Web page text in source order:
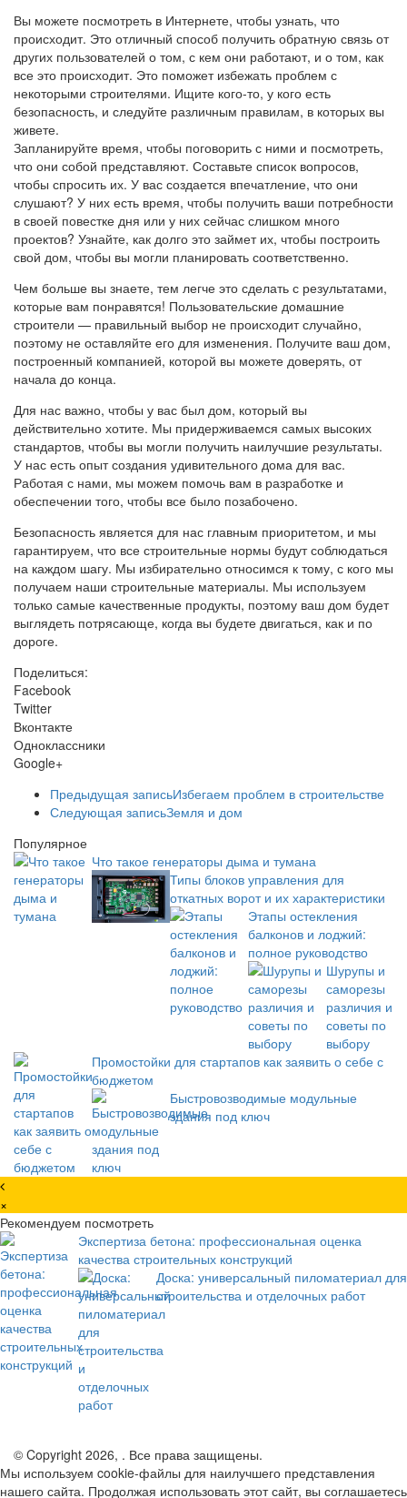
Вы можете посмотреть в Интернете, чтобы узнать, что
происходит. Это отличный способ получить обратную связь от
других пользователей о том, с кем они работают, и о том, как
все это происходит. Это поможет избежать проблем с
некоторыми строителями. Ищите кого-то, у кого есть
безопасность, и следуйте различным правилам, в которых вы
живете.
Запланируйте время, чтобы поговорить с ними и посмотреть,
что они собой представляют. Составьте список вопросов,
чтобы спросить их. У вас создается впечатление, что они
слушают? У них есть время, чтобы получить ваши потребности
в своей повестке дня или у них сейчас слишком много
проектов? Узнайте, как долго это займет их, чтобы построить
свой дом, чтобы вы могли планировать соответственно.
Чем больше вы знаете, тем легче это сделать с результатами,
которые вам понравятся! Пользовательские домашние
строители — правильный выбор не происходит случайно,
поэтому не оставляйте его для изменения. Получите ваш дом,
построенный компанией, которой вы можете доверять, от
начала до конца.
Для нас важно, чтобы у вас был дом, который вы
действительно хотите. Мы придерживаемся самых высоких
стандартов, чтобы вы могли получить наилучшие результаты.
У нас есть опыт создания удивительного дома для вас.
Работая с нами, мы можем помочь вам в разработке и
обеспечении того, чтобы все было позабочено.
Безопасность является для нас главным приоритетом, и мы
гарантируем, что все строительные нормы будут соблюдаться
на каждом шагу. Мы избирательно относимся к тому, с кого мы
получаем наши строительные материалы. Мы используем
только самые качественные продукты, поэтому ваш дом будет
выглядеть потрясающе, когда вы будете двигаться, как и по
дороге.
Поделиться:
Facebook
Twitter
Вконтакте
Одноклассники
Google+
Предыдущая записьИзбегаем проблем в строительстве
Следующая записьЗемля и дом
Популярное
Что такое генераторы дыма и тумана
Типы блоков управления для
откатных ворот и их характеристики
Этапы остекления
балконов и лоджий:
полное руководство
Шурупы и
саморезы
различия и
советы по
выбору
Промостойки для стартапов как заявить о себе с
бюджетом
Быстровозводимые модульные
здания под ключ
×
Рекомендуем посмотреть
Экспертиза бетона: профессиональная оценка
качества строительных конструкций
Доска: универсальный пиломатериал для
строительства и отделочных работ
© Copyright 2026, . Все права защищены.
Мы используем cookie-файлы для наилучшего представления
нашего сайта. Продолжая использовать этот сайт, вы соглашаетесь